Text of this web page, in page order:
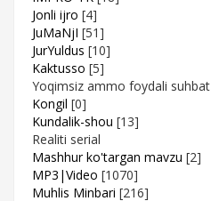
Jonli ijro [4]
JuMaNjI [51]
JurYuldus [10]
Kaktusso [5]
Yoqimsiz ammo foydali suhbat
Kongil [0]
Kundalik-shou [13]
Realiti serial
Mashhur ko'targan mavzu [2]
MP3|Video [1070]
Muhlis Minbari [216]